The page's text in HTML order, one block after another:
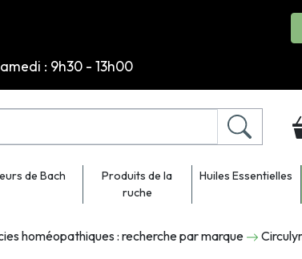
: 9h30 - 13h00
de Bach
Produits de la
ruche
Huiles Essentielles
homéopathiques : recherche par marque